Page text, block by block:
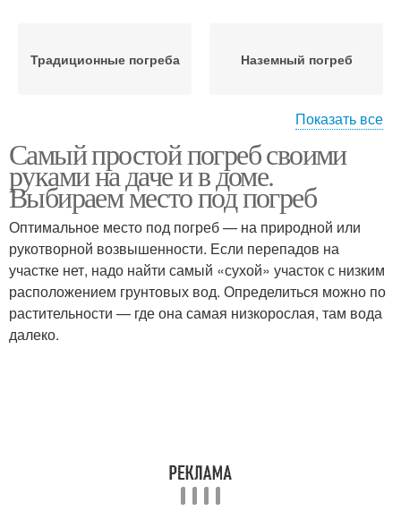
Традиционные погреба Наземный погреб
Винный погреб Земляной погреб
Пластиковые погреба Погреба для дачи
Показать все
Самый простой погреб своими
руками на даче и в доме.
Выбираем место под погреб
Оптимальное место под погреб — на природной или
рукотворной возвышенности. Если перепадов на
участке нет, надо найти самый «сухой» участок с низким
расположением грунтовых вод. Определиться можно по
растительности — где она самая низкорослая, там вода
далеко.